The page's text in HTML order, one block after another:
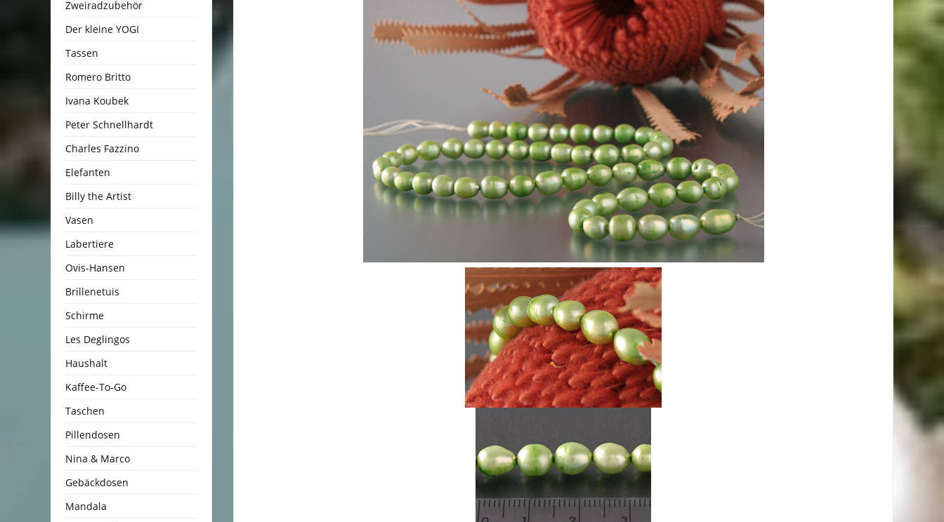
Zweiradzubehör
Der kleine YOGI
Tassen
Romero Britto
Ivana Koubek
Peter Schnellhardt
Charles Fazzino
Elefanten
Billy the Artist
Vasen
Labertiere
Ovis-Hansen
Brillenetuis
Schirme
Les Deglingos
Haushalt
Kaffee-To-Go
Taschen
Pillendosen
Nina & Marco
Gebäckdosen
Mandala